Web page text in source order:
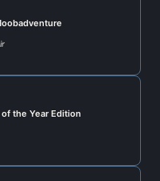
the Year Edition